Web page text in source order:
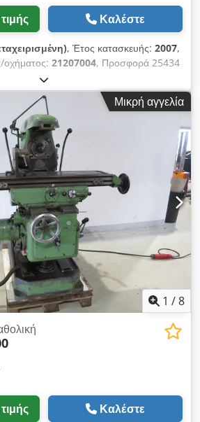
Καλέστε
, Έτος κατασκευής: 2007,
οχήματος: 21207004, Προσφορά 25434
- Περιοχή εργασίας αξόνων - X
/ Z (κατακόρυφα): 750 / 380 / 380
1300 x 300 mm - Υποδοχή
πρόωση κεφαλής πινόλ -
κοπής σπειρωμάτων: 140 mm -
– τραπέζι: 20 – 540 mm -
80 – 3800 σ.α.λ. - Προώσεις αξόνων
1400 mm/λεπτό - Περιστρεφόμενη
κατά 45° αριστερά & δεξιά -
βραχίονας: 360° - Σύστημα
400 V / 5,0 kW - Χώρος
x Υ 2500 x Β 2100 mm - Βάρος
πάγκος εργασίας / ντουλάπι
αξεσουάρ Dkodpfex Dl Hhsx Aifjr
Μικρή αγγελία
1 /8
Καλέστε